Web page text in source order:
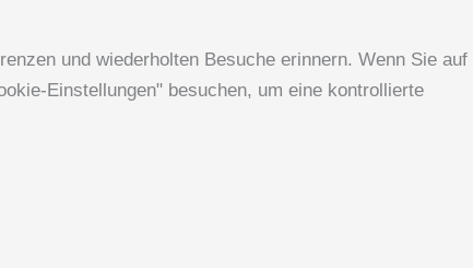
und wiederholten Besuche erinnern. Wenn Sie auf
Einstellungen" besuchen, um eine kontrollierte